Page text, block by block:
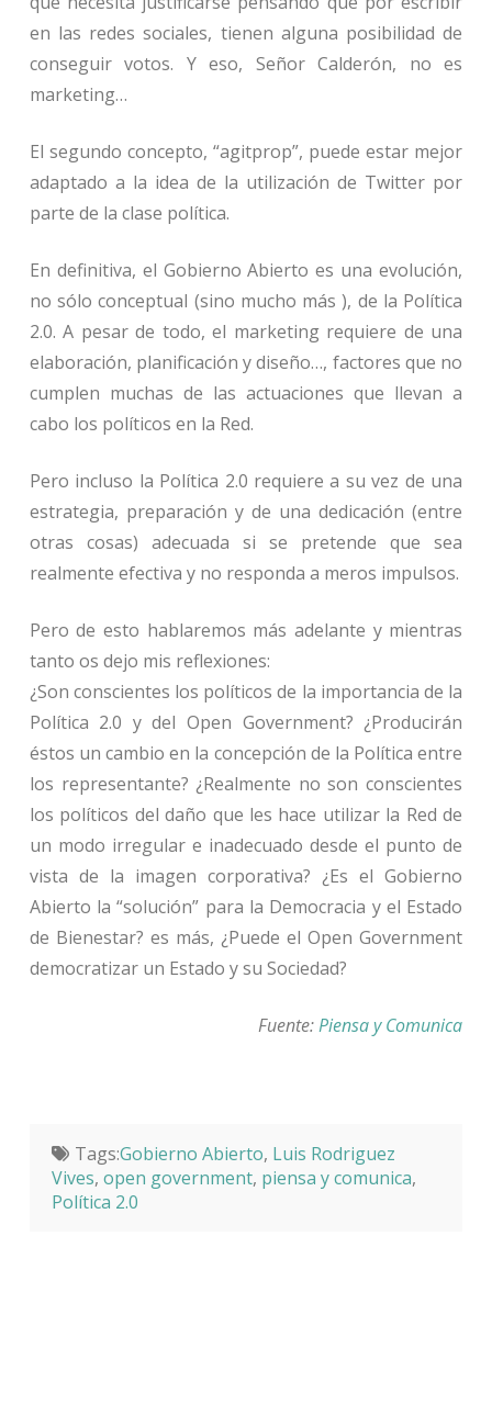
en las redes sociales, tienen alguna posibilidad de
conseguir votos. Y eso, Señor Calderón, no es
marketing…
El segundo concepto, “agitprop”, puede estar mejor
adaptado a la idea de la utilización de Twitter por
parte de la clase política.
En definitiva, el Gobierno Abierto es una evolución,
no sólo conceptual (sino mucho más ), de la Política
2.0. A pesar de todo, el marketing requiere de una
elaboración, planificación y diseño…, factores que no
cumplen muchas de las actuaciones que llevan a
cabo los políticos en la Red.
Pero incluso la Política 2.0 requiere a su vez de una
estrategia, preparación y de una dedicación (entre
otras cosas) adecuada si se pretende que sea
realmente efectiva y no responda a meros impulsos.
Pero de esto hablaremos más adelante y mientras
tanto os dejo mis reflexiones:
¿Son conscientes los políticos de la importancia de la
Política 2.0 y del Open Government? ¿Producirán
éstos un cambio en la concepción de la Política entre
los representante? ¿Realmente no son conscientes
los políticos del daño que les hace utilizar la Red de
un modo irregular e inadecuado desde el punto de
vista de la imagen corporativa? ¿Es el Gobierno
Abierto la “solución” para la Democracia y el Estado
de Bienestar? es más, ¿Puede el Open Government
democratizar un Estado y su Sociedad?
Fuente:Piensa y Comunica
Tags:Gobierno Abierto, Luis Rodriguez
Vives, open government, piensa y comunica,
Política 2.0